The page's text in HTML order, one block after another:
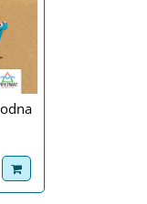
dodaj do koszyka